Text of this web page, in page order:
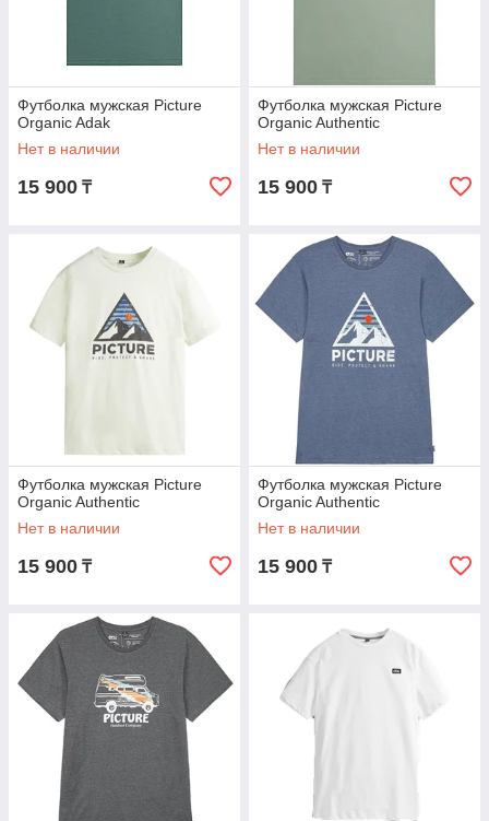
Футболка мужская Picture
Organic Adak
Нет в наличии
15 900 ₸
Футболка мужская Picture
Organic Authentic
Нет в наличии
15 900 ₸
Футболка мужская Picture
Organic Authentic
Нет в наличии
15 900 ₸
Футболка мужская Picture
Organic Authentic
Нет в наличии
15 900 ₸